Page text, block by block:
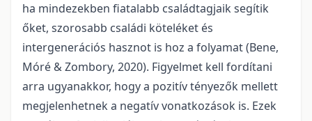
ha mindezekben fiatalabb családtagjaik segítik
őket, szorosabb családi köteléket és
intergenerációs hasznot is hoz a folyamat (Bene,
Móré & Zombory, 2020). Figyelmet kell fordítani
arra ugyanakkor, hogy a pozitív tényezők mellett
megjelenhetnek a negatív vonatkozások is. Ezek